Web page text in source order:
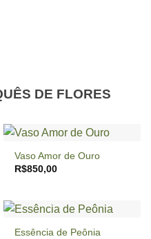
DE FLORES
Vaso Amor de Ouro
R$850,00
Essência de Peônia